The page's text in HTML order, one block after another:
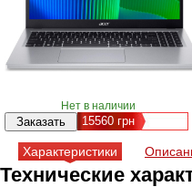
Нет в наличии
15560грн
Характеристики
Технические